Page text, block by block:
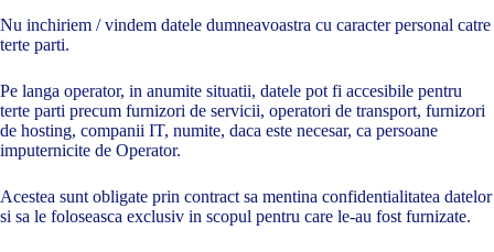
Nu inchiriem / vindem datele dumneavoastra cu caracter personal catre
terte parti.
Pe langa operator, in anumite situatii, datele pot fi accesibile pentru
terte parti precum furnizori de servicii, operatori de transport, furnizori
de hosting, companii IT, numite, daca este necesar, ca persoane
imputernicite de Operator.
Acestea sunt obligate prin contract sa mentina confidentialitatea datelor
si sa le foloseasca exclusiv in scopul pentru care le-au fost furnizate.